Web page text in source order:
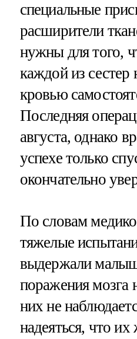
специальные
расширители
нужны для того,
каждой из сестер
кровью
Последняя
августа, однако
успехе только
окончательно
По словам
тяжелые
выдержали
поражения мозга
них не
надеяться, что